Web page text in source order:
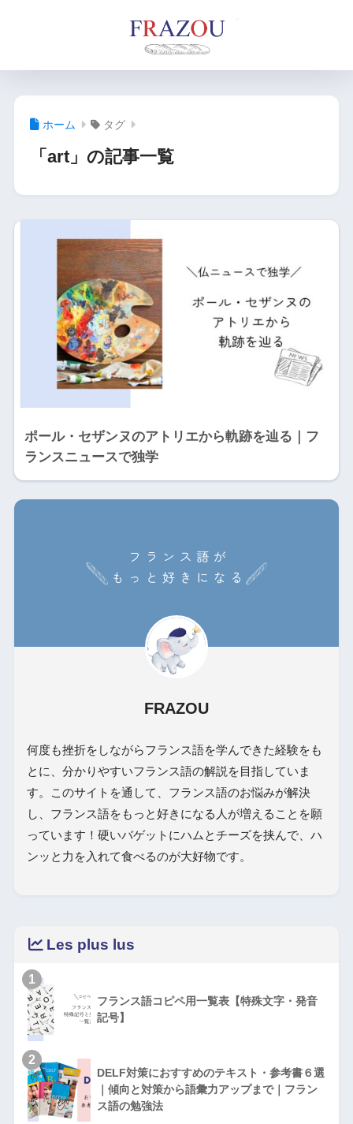
ホーム タグ
「art」の記事一覧
ポール・セザンヌのアトリエから軌跡を辿る｜フ
ランスニュースで独学
FRAZOU
何度も挫折をしながらフランス語を学んできた経験をも
とに、分かりやすいフランス語の解説を目指していま
す。このサイトを通して、フランス語のお悩みが解決
し、フランス語をもっと好きになる人が増えることを願
っています！硬いバゲットにハムとチーズを挟んで、ハ
ンッと力を入れて食べるのが大好物です。
Les plus lus
1
フランス語コピペ用一覧表【特殊文字・発音
記号】
2
DELF対策におすすめのテキスト・参考書６選
｜傾向と対策から語彙力アップまで｜フラン
ス語の勉強法